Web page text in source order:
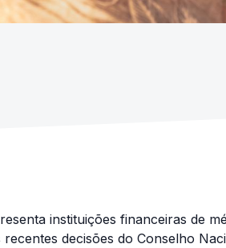
instituições financeiras de
decisões do Conselho